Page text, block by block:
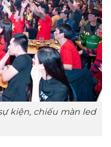
kiện, chiếu màn led